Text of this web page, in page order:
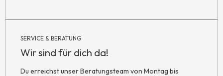
SERVICE & BERATUNG
Wir sind für dich da!
Du erreichst unser Beratungsteam von Montag bis